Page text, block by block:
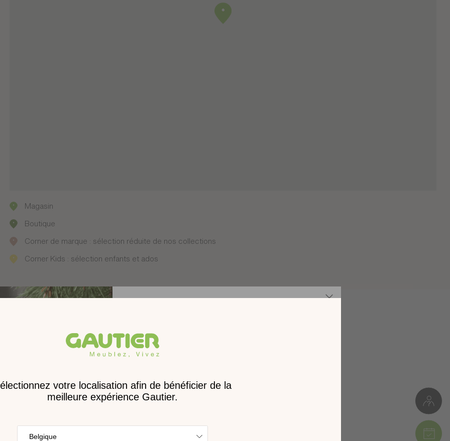
Magasin
Boutique
Corner de marque : sélection réduite de nos collections
Corner Kids : sélection enfants et ados
La Réunion
nouveau catalogue
Trouvez l’inspiration en découvrant